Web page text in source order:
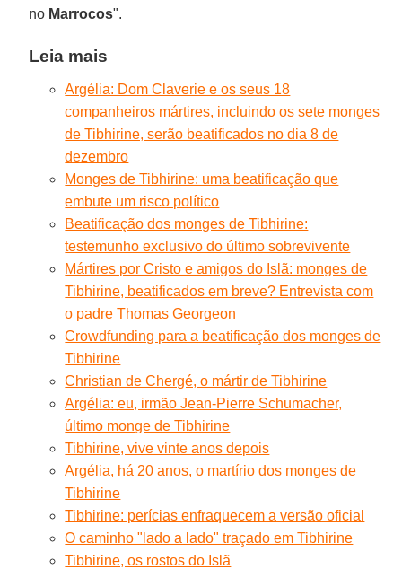
no Marrocos".
Leia mais
Argélia: Dom Claverie e os seus 18
companheiros mártires, incluindo os sete monges
de Tibhirine, serão beatificados no dia 8 de
dezembro
Monges de Tibhirine: uma beatificação que
embute um risco político
Beatificação dos monges de Tibhirine:
testemunho exclusivo do último sobrevivente
Mártires por Cristo e amigos do Islã: monges de
Tibhirine, beatificados em breve? Entrevista com
o padre Thomas Georgeon
Crowdfunding para a beatificação dos monges de
Tibhirine
Christian de Chergé, o mártir de Tibhirine
Argélia: eu, irmão Jean-Pierre Schumacher,
último monge de Tibhirine
Tibhirine, vive vinte anos depois
Argélia, há 20 anos, o martírio dos monges de
Tibhirine
Tibhirine: perícias enfraquecem a versão oficial
O caminho "lado a lado" traçado em Tibhirine
Tibhirine, os rostos do Islã